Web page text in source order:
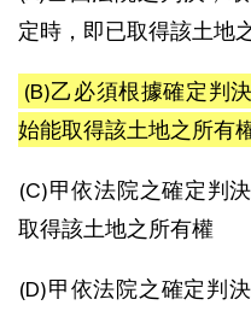
定時，即已取得該土地
(B)乙必須根據確定判
始能取得該土地之所有
(C)甲依法院之確定判
取得該土地之所有權
(D)甲依法院之確定判